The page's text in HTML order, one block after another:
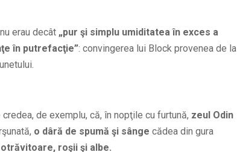
erau decât „pur şi simplu umiditatea în exces a
în putrefacţie”: convingerea lui Block provenea de la
de exemplu, că, în nopţile cu furtună, zeul Odin
o dâră de spumă şi sânge cădea din gura
roşii şi albe.